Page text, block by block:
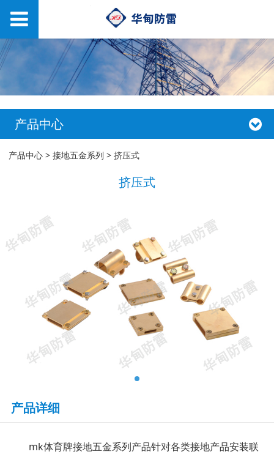
产品中心
挤压式
产品中心 >接地五金系列 >挤压式
挤压式
产品详细
mk体育牌接地五金系列产品针对各类接地产品安装联